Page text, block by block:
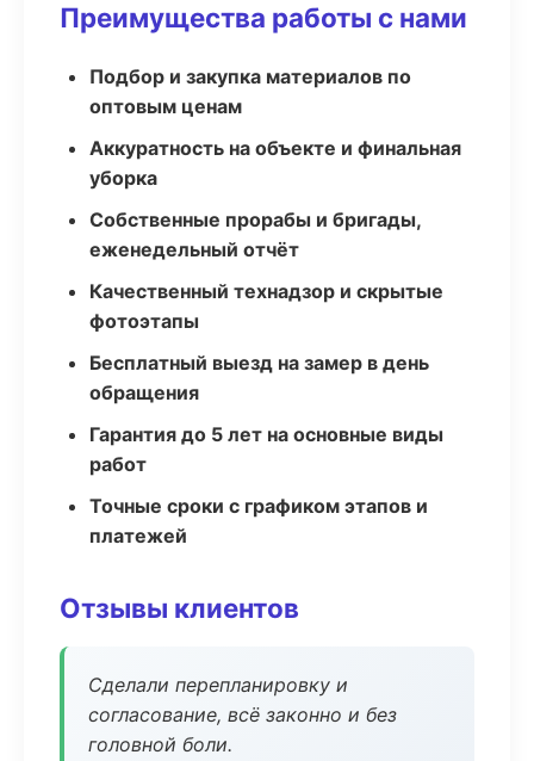
Преимущества работы с нами
Подбор и закупка материалов по
оптовым ценам
Аккуратность на объекте и финальная
уборка
Собственные прорабы и бригады,
еженедельный отчёт
Качественный технадзор и скрытые
фотоэтапы
Бесплатный выезд на замер в день
обращения
Гарантия до 5 лет на основные виды
работ
Точные сроки с графиком этапов и
платежей
Отзывы клиентов
Сделали перепланировку и
согласование, всё законно и без
головной боли.